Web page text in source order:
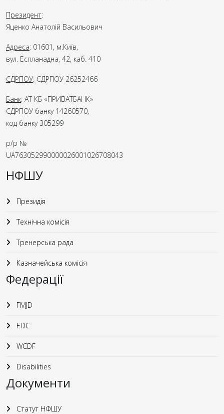
Президент:
Яценко Анатолій Васильович
Адреса: 01601, м.Київ,
вул. Еспланадна, 42, каб. 410
ЄДРПОУ: ЄДРПОУ 26252466
Банк: АТ КБ «ПРИВАТБАНК»
ЄДРПОУ банку 14260570,
код банку 305299
р/р №
UA763052990000026001026708043
НФШУ
Президія
Технічна комісія
Тренерська рада
Казначейська комісія
Федерації
FMJD
EDC
WCDF
Disabilities
Документи
Статут НФШУ